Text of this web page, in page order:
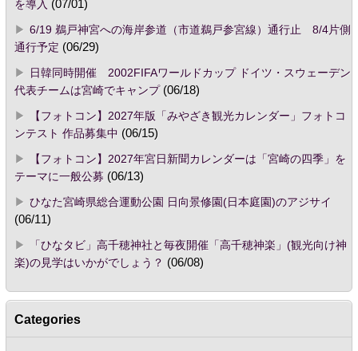
を導入 (07/01)
6/19 鵜戸神宮への海岸参道（市道鵜戸参宮線）通行止 8/4片側
通行予定 (06/29)
日韓同時開催 2002FIFAワールドカップ ドイツ・スウェーデン
代表チームは宮崎でキャンプ(06/18)
【フォトコン】2027年版「みやざき観光カレンダー」フォトコ
ンテスト 作品募集中 (06/15)
【フォトコン】2027年宮日新聞カレンダーは「宮崎の四季」を
テーマに一般公募 (06/13)
ひなた宮崎県総合運動公園 日向景修園(日本庭園)のアジサイ
(06/11)
「ひなタビ」高千穂神社と毎夜開催「高千穂神楽」(観光向け神
楽)の見学はいかがでしょう？ (06/08)
Categories